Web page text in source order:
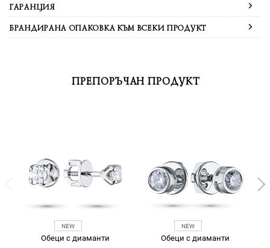
ГАРАНЦИЯ
БРАНДИРАНА ОПАКОВКА КЪМ ВСЕКИ ПРОДУКТ
ПРЕПОРЪЧАН ПРОДУКТ
Обеци с диаманти
Обеци с диаманти